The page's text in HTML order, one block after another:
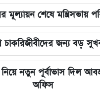
মূল্যায়ন শেষে মন্ত্রিসভায়
চাকরিজীবীদের জন্য বড়
নিয়ে নতুন পূর্বাভাস দিল
অফিস